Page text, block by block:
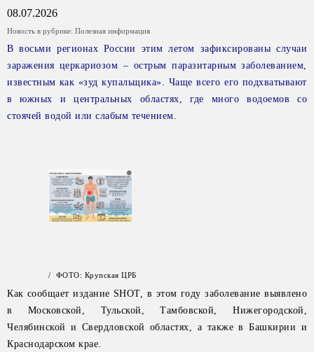
08.07.2026
Новость в рубрике: Полезная информация
В восьми регионах России этим летом зафиксированы случаи
заражения церкариозом – острым паразитарным заболеванием,
известным как «зуд купальщика». Чаще всего его подхватывают
в южных и центральных областях, где много водоемов со
стоячей водой или слабым течением.
/ ФОТО: Крупская ЦРБ
Как сообщает издание SHOT, в этом году заболевание выявлено
в Московской, Тульской, Тамбовской, Нижегородской,
Челябинской и Свердловской областях, а также в Башкирии и
Краснодарском крае.